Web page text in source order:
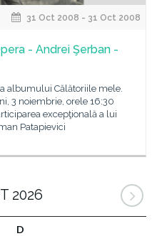
31 Oct 2008 - 31 Oct 2008
- Andrei Şerban -
albumului Călătoriile mele.
3 noiembrie, orele 16:30
excepţională a lui
Patapievici
2026
D